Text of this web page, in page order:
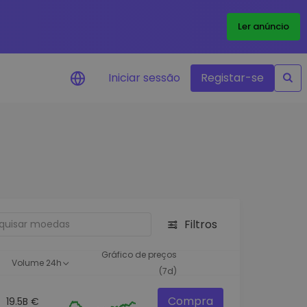
Ler anúncio
investimento
Ideias inteligentes para um
desempenho ótimo
Iniciar sessão Registar-se
Filtros
Volume 24h
Gráfico de preços
(7d)
19.5B € Compra